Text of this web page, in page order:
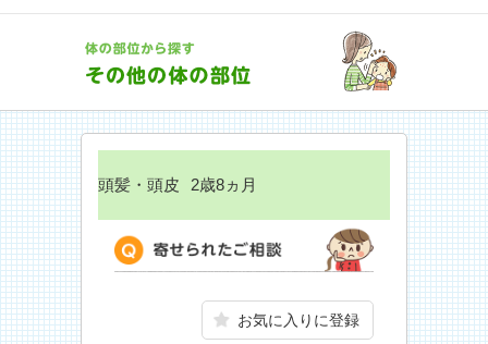
頭髪・頭皮 2歳8ヵ月
お気に入りに登録